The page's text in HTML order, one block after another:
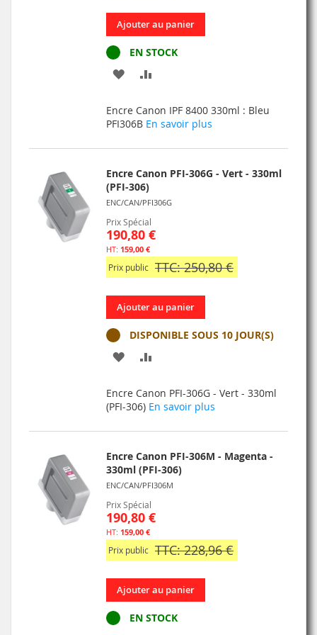
Ajouter au panier
EN STOCK
AJOUTER
MA
LISTE
D’ENVIE
COMPARATEUR
Encre Canon IPF 8400 330ml : Bleu
PFI306B En savoir plus
Encre Canon PFI-306G - Vert - 330ml
(PFI-306)
ENC/CAN/PFI306G
Prix Spécial
190,80 €
159,00 €
Prix public TTC: 250,80 €
Ajouter au panier
DISPONIBLE SOUS 10 JOUR(S)
AJOUTER
MA
LISTE
D’ENVIE
COMPARATEUR
Encre Canon PFI-306G - Vert - 330ml
(PFI-306) En savoir plus
Encre Canon PFI-306M - Magenta -
330ml (PFI-306)
ENC/CAN/PFI306M
Prix Spécial
190,80 €
159,00 €
Prix public TTC: 228,96 €
Ajouter au panier
EN STOCK